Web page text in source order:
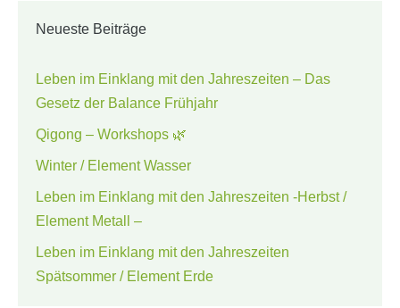
Neueste Beiträge
Leben im Einklang mit den Jahreszeiten – Das
Gesetz der Balance Frühjahr
Qigong – Workshops 🌿
Winter / Element Wasser
Leben im Einklang mit den Jahreszeiten -Herbst /
Element Metall –
Leben im Einklang mit den Jahreszeiten
Spätsommer / Element Erde